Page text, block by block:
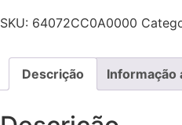
SKU: 64072CC0A0000
Descrição Informação